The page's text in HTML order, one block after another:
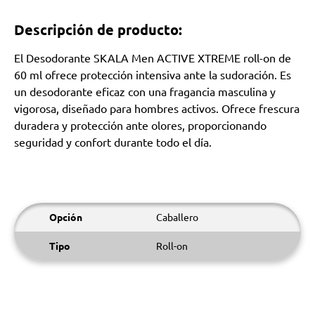
Descripción de producto:
El Desodorante SKALA Men ACTIVE XTREME roll-on de
60 ml ofrece protección intensiva ante la sudoración. Es
un desodorante eficaz con una fragancia masculina y
vigorosa, diseñado para hombres activos. Ofrece frescura
duradera y protección ante olores, proporcionando
seguridad y confort durante todo el día.
Opción Caballero
Tipo Roll-on